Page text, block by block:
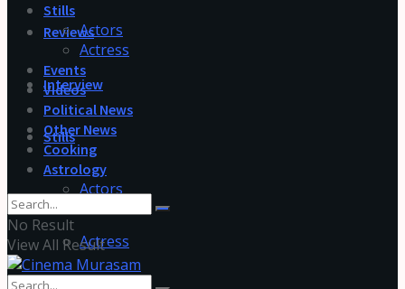
Reviews
Interview
Stills
Actors
Actress
Stills
Actors
Actress
Events
Videos
Political News
Other News
Cooking
Astrology
No Result
View All Result